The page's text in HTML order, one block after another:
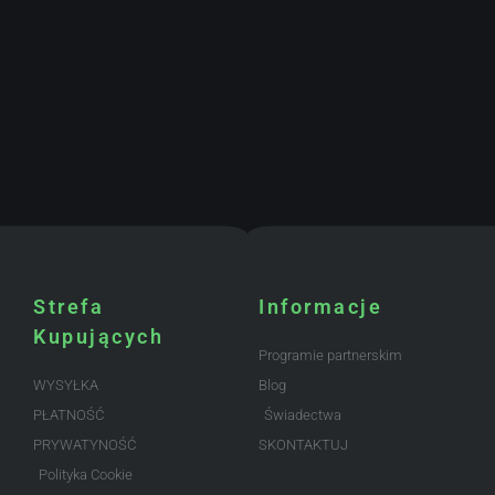
Strefa
Kupujących
WYSYŁKA
PŁATNOŚĆ
PRYWATYNOŚĆ
Polityka Cookie
Informacje
Programie partnerskim
Blog
Świadectwa
SKONTAKTUJ